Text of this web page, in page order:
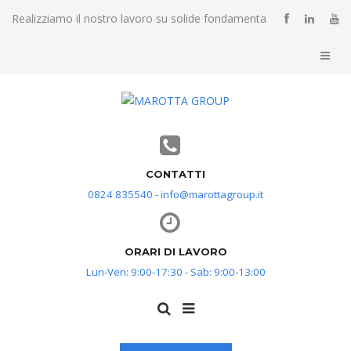
Realizziamo il nostro lavoro su solide fondamenta
CONTATTI
0824 835540 - info@marottagroup.it
ORARI DI LAVORO
Lun-Ven: 9:00-17:30 - Sab: 9:00-13:00